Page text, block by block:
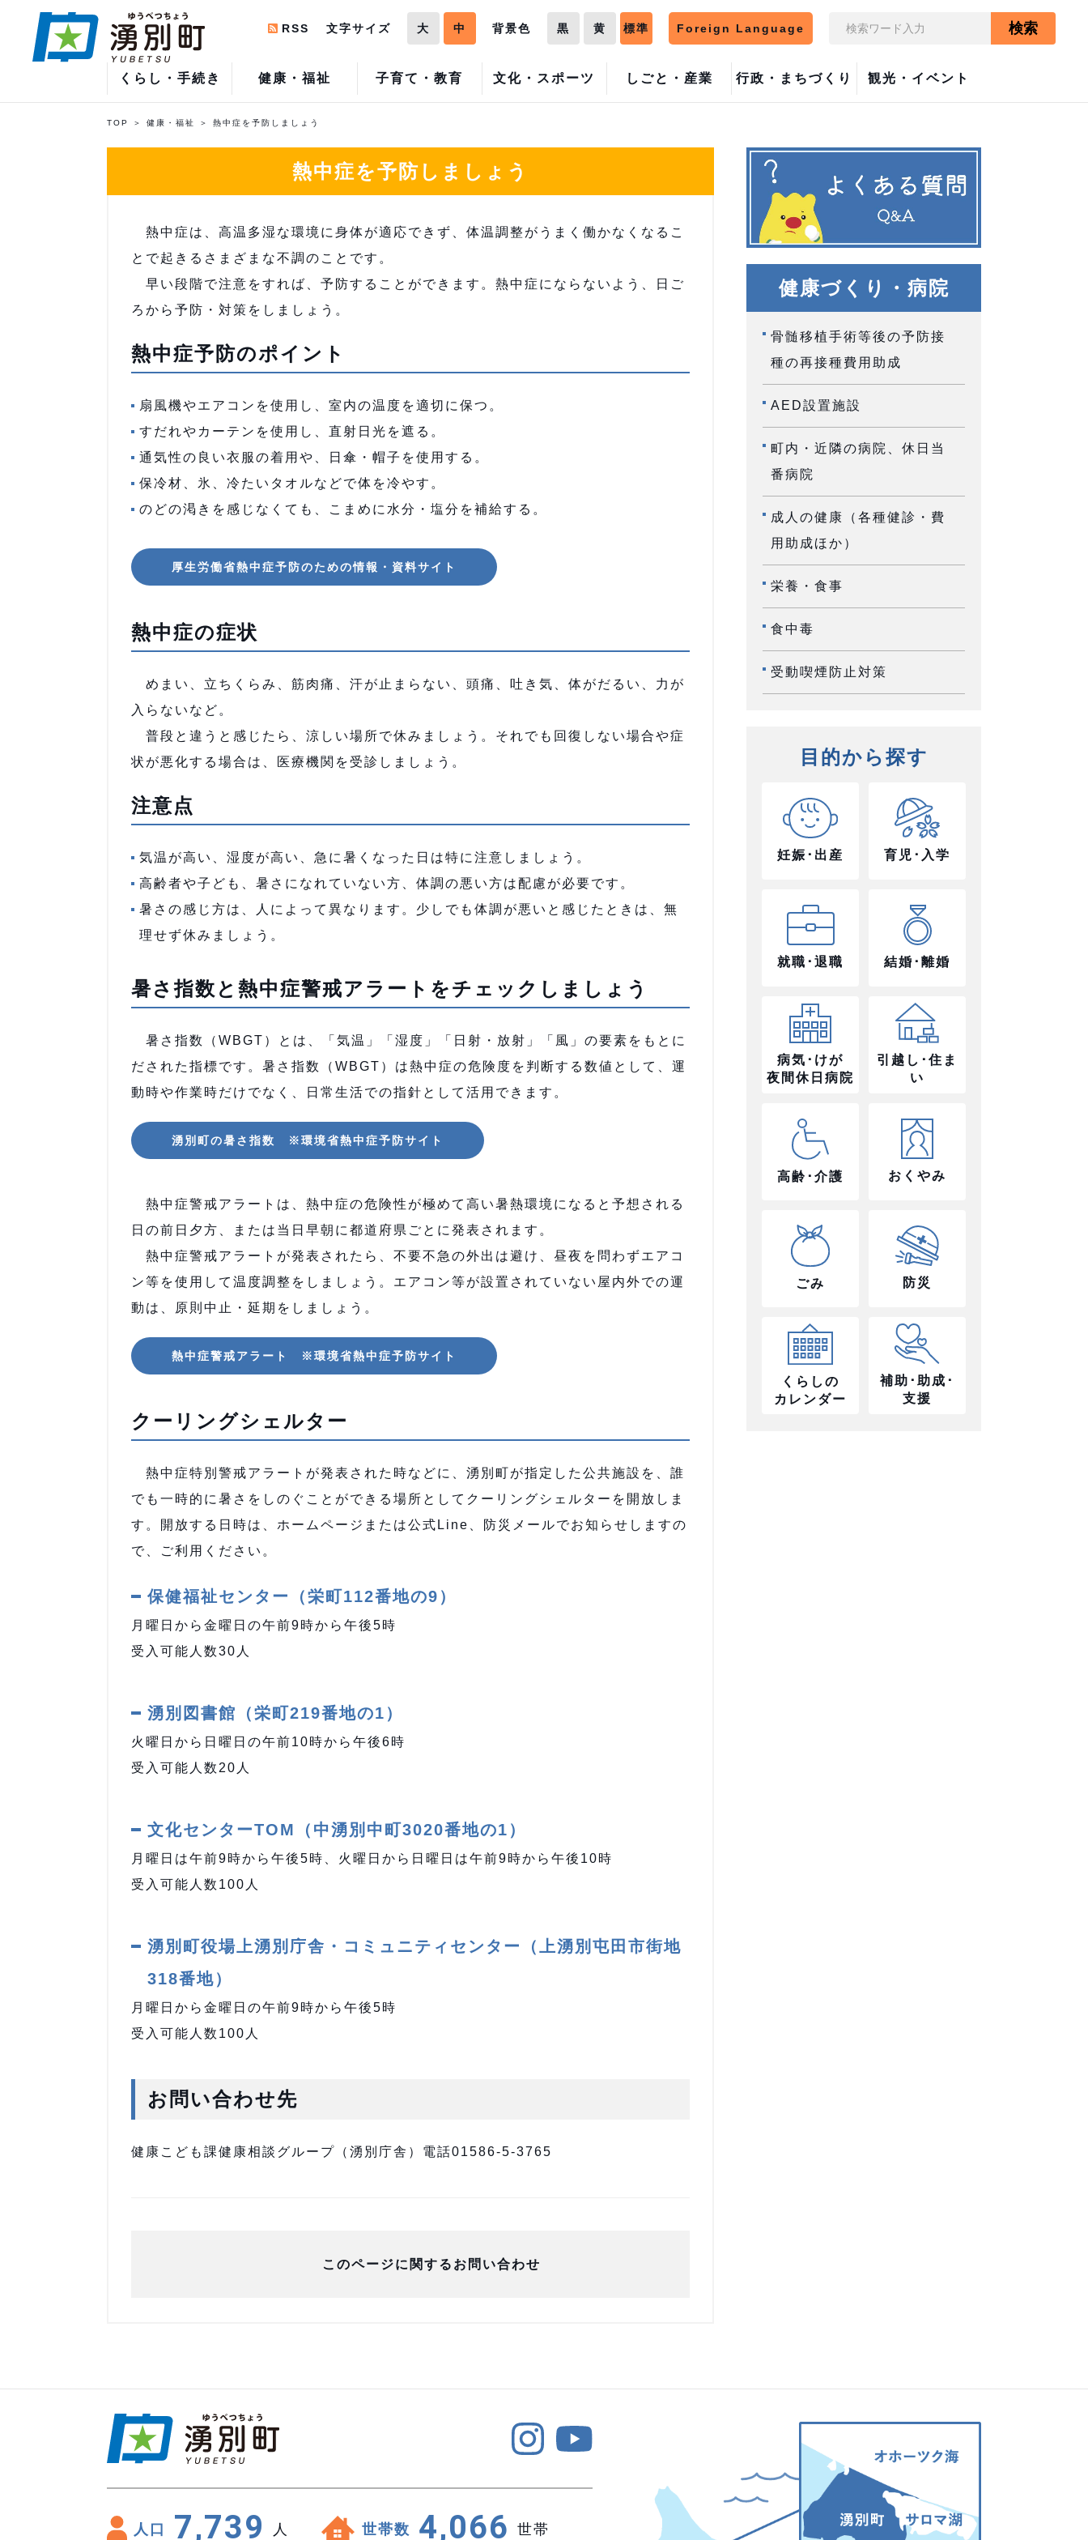
くらし・手続き 健康・福祉 子育て・教育 文化・スポーツ しごと・産業 行政・まちづくり 観光・イベント
RSS 文字サイズ 大 中 背景色 黒 黄 標準 Foreign Language 検索
TOP 健康・福祉 熱中症を予防しましょう
熱中症を予防しましょう
熱中症は、高温多湿な環境に身体が適応できず、体温調整がうまく働かなくなるこ
とで起きるさまざまな不調のことです。
早い段階で注意をすれば、予防することができます。熱中症にならないよう、日ご
ろから予防・対策をしましょう。
熱中症予防のポイント
扇風機やエアコンを使用し、室内の温度を適切に保つ。
すだれやカーテンを使用し、直射日光を遮る。
通気性の良い衣服の着用や、日傘・帽子を使用する。
保冷材、氷、冷たいタオルなどで体を冷やす。
のどの渇きを感じなくても、こまめに水分・塩分を補給する。
厚生労働省熱中症予防のための情報・資料サイト
熱中症の症状
めまい、立ちくらみ、筋肉痛、汗が止まらない、頭痛、吐き気、体がだるい、力が
入らないなど。
普段と違うと感じたら、涼しい場所で休みましょう。それでも回復しない場合や症
状が悪化する場合は、医療機関を受診しましょう。
注意点
気温が高い、湿度が高い、急に暑くなった日は特に注意しましょう。
高齢者や子ども、暑さになれていない方、体調の悪い方は配慮が必要です。
暑さの感じ方は、人によって異なります。少しでも体調が悪いと感じたときは、無
理せず休みましょう。
暑さ指数と熱中症警戒アラートをチェックしましょう
暑さ指数（WBGT）とは、「気温」「湿度」「日射・放射」「風」の要素をもとに
だされた指標です。暑さ指数（WBGT）は熱中症の危険度を判断する数値として、運
動時や作業時だけでなく、日常生活での指針として活用できます。
湧別町の暑さ指数 ※環境省熱中症予防サイト
熱中症警戒アラートは、熱中症の危険性が極めて高い暑熱環境になると予想される
日の前日夕方、または当日早朝に都道府県ごとに発表されます。
熱中症警戒アラートが発表されたら、不要不急の外出は避け、昼夜を問わずエアコ
ン等を使用して温度調整をしましょう。エアコン等が設置されていない屋内外での運
動は、原則中止・延期をしましょう。
熱中症警戒アラート ※環境省熱中症予防サイト
クーリングシェルター
熱中症特別警戒アラートが発表された時などに、湧別町が指定した公共施設を、誰
でも一時的に暑さをしのぐことができる場所としてクーリングシェルターを開放しま
す。開放する日時は、ホームページまたは公式Line、防災メールでお知らせしますの
で、ご利用ください。
保健福祉センター（栄町112番地の9）
月曜日から金曜日の午前9時から午後5時
受入可能人数30人
湧別図書館（栄町219番地の1）
火曜日から日曜日の午前10時から午後6時
受入可能人数20人
文化センターTOM（中湧別中町3020番地の1）
月曜日は午前9時から午後5時、火曜日から日曜日は午前9時から午後10時
受入可能人数100人
湧別町役場上湧別庁舎・コミュニティセンター（上湧別屯田市街地
318番地）
月曜日から金曜日の午前9時から午後5時
受入可能人数100人
お問い合わせ先
健康こども課健康相談グループ（湧別庁舎）電話01586-5-3765
このページに関するお問い合わせ
健康づくり・病院
骨髄移植手術等後の予防接
種の再接種費用助成
AED設置施設
町内・近隣の病院、休日当
番病院
成人の健康（各種健診・費
用助成ほか）
栄養・食事
食中毒
受動喫煙防止対策
目的から探す
妊娠･出産 育児･入学
就職･退職 結婚･離婚
病気･けが
夜間休日病院
引越し･住ま
い
高齢･介護 おくやみ
ごみ 防災
くらしの
カレンダー
補助･助成･
支援
人口 7,739 人 世帯数 4,066 世帯